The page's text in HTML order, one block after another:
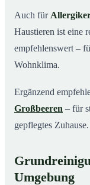
Auch für
Haustieren ist eine
empfehlenswert –
Wohnklima.
Ergänzend
Großbeeren – für
gepflegtes Zuhause.
Umgebung